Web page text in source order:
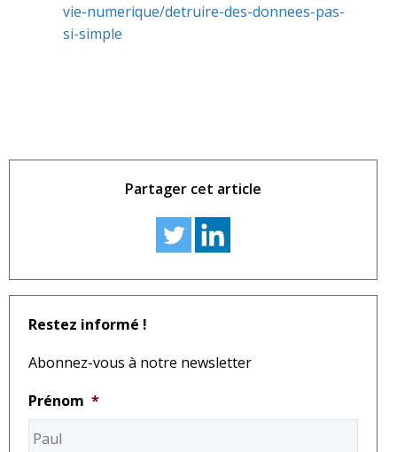
vie-numerique/detruire-des-donnees-pas-
si-simple
Partager cet article
Restez informé !
Abonnez-vous à notre newsletter
Prénom *